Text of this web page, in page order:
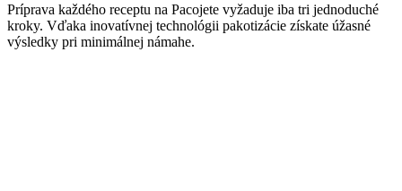
Príprava každého receptu na Pacojete vyžaduje iba tri jednoduché
kroky. Vďaka inovatívnej technológii pakotizácie získate úžasné
výsledky pri minimálnej námahe.